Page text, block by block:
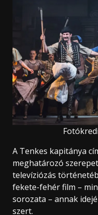
A Tenkes kapitánya
meghatározó
televíziózás
fekete-fehér film –
sorozata – annak
szert.